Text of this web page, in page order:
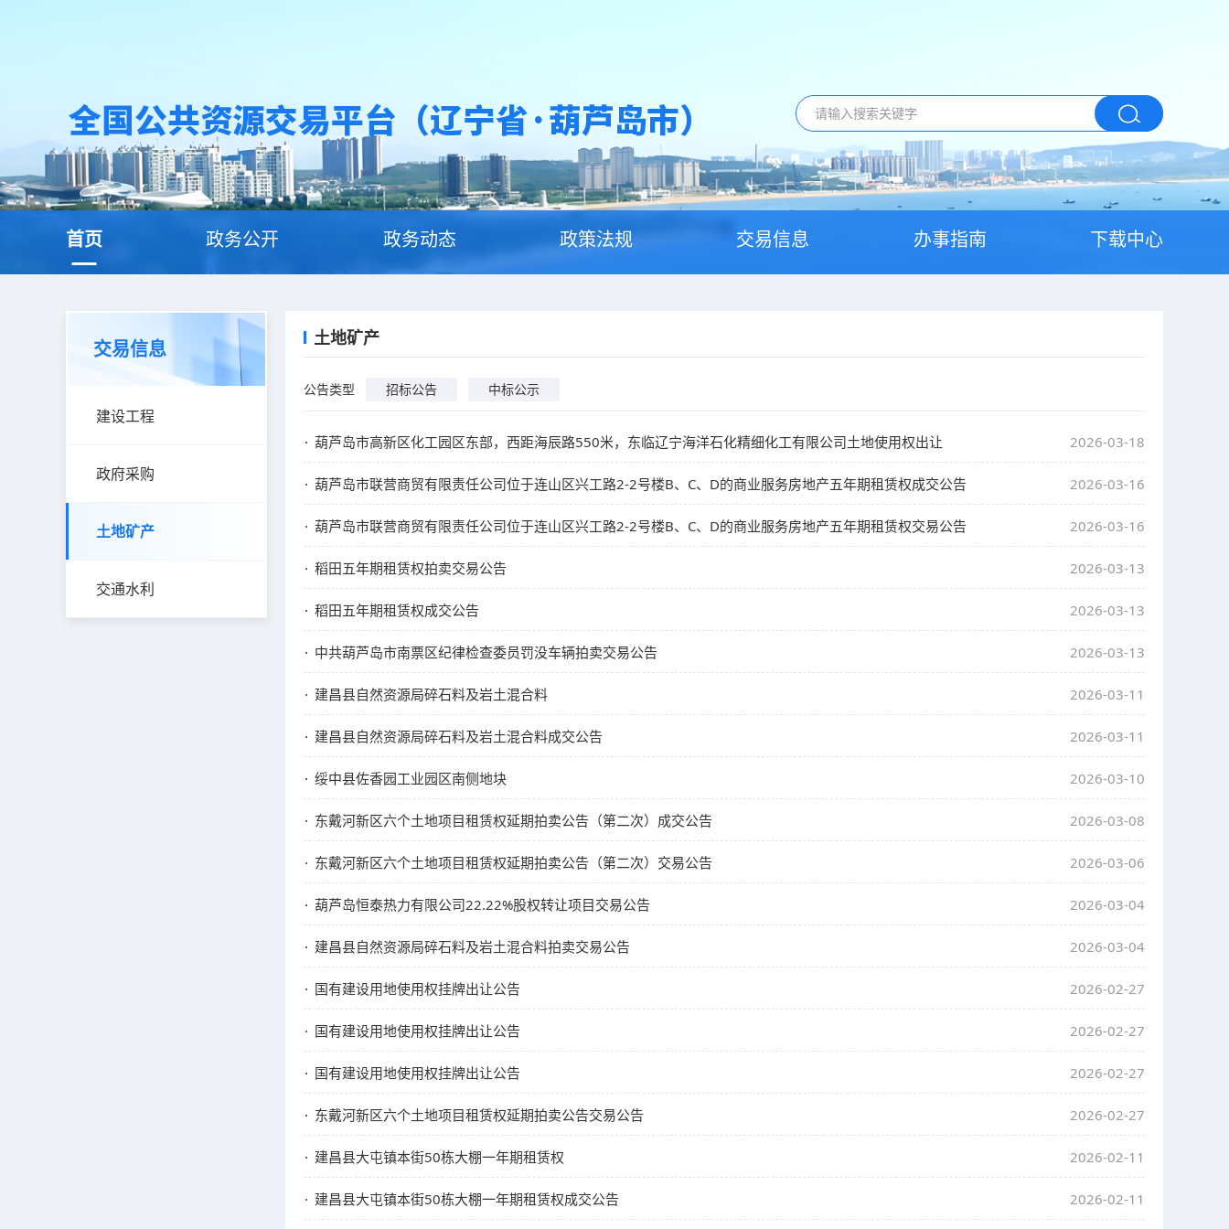
首页 政务公开 政务动态 政策法规 交易信息 办事指南 下载中心
交易信息
建设工程
政府采购
土地矿产
交通水利
土地矿产
公告类型 招标公告 中标公示
葫芦岛市高新区化工园区东部，西距海辰路550米，东临辽宁海洋石化精细化工有限公司土地使用权出让 2026-03-18
葫芦岛市联营商贸有限责任公司位于连山区兴工路2-2号楼B、C、D的商业服务房地产五年期租赁权成交公告 2026-03-16
葫芦岛市联营商贸有限责任公司位于连山区兴工路2-2号楼B、C、D的商业服务房地产五年期租赁权交易公告 2026-03-16
稻田五年期租赁权拍卖交易公告 2026-03-13
稻田五年期租赁权成交公告 2026-03-13
中共葫芦岛市南票区纪律检查委员罚没车辆拍卖交易公告 2026-03-13
建昌县自然资源局碎石料及岩土混合料 2026-03-11
建昌县自然资源局碎石料及岩土混合料成交公告 2026-03-11
绥中县佐香园工业园区南侧地块 2026-03-10
东戴河新区六个土地项目租赁权延期拍卖公告（第二次）成交公告 2026-03-08
东戴河新区六个土地项目租赁权延期拍卖公告（第二次）交易公告 2026-03-06
葫芦岛恒泰热力有限公司22.22%股权转让项目交易公告 2026-03-04
建昌县自然资源局碎石料及岩土混合料拍卖交易公告 2026-03-04
国有建设用地使用权挂牌出让公告 2026-02-27
国有建设用地使用权挂牌出让公告 2026-02-27
国有建设用地使用权挂牌出让公告 2026-02-27
东戴河新区六个土地项目租赁权延期拍卖公告交易公告 2026-02-27
建昌县大屯镇本街50栋大棚一年期租赁权 2026-02-11
建昌县大屯镇本街50栋大棚一年期租赁权成交公告 2026-02-11